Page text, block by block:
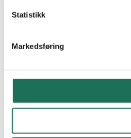
Statistikk
Markedsføring